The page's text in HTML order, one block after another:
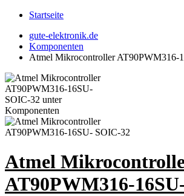
Startseite
gute-elektronik.de
Komponenten
Atmel Mikrocontroller AT90PWM316-
Atmel
AT90PWM316-